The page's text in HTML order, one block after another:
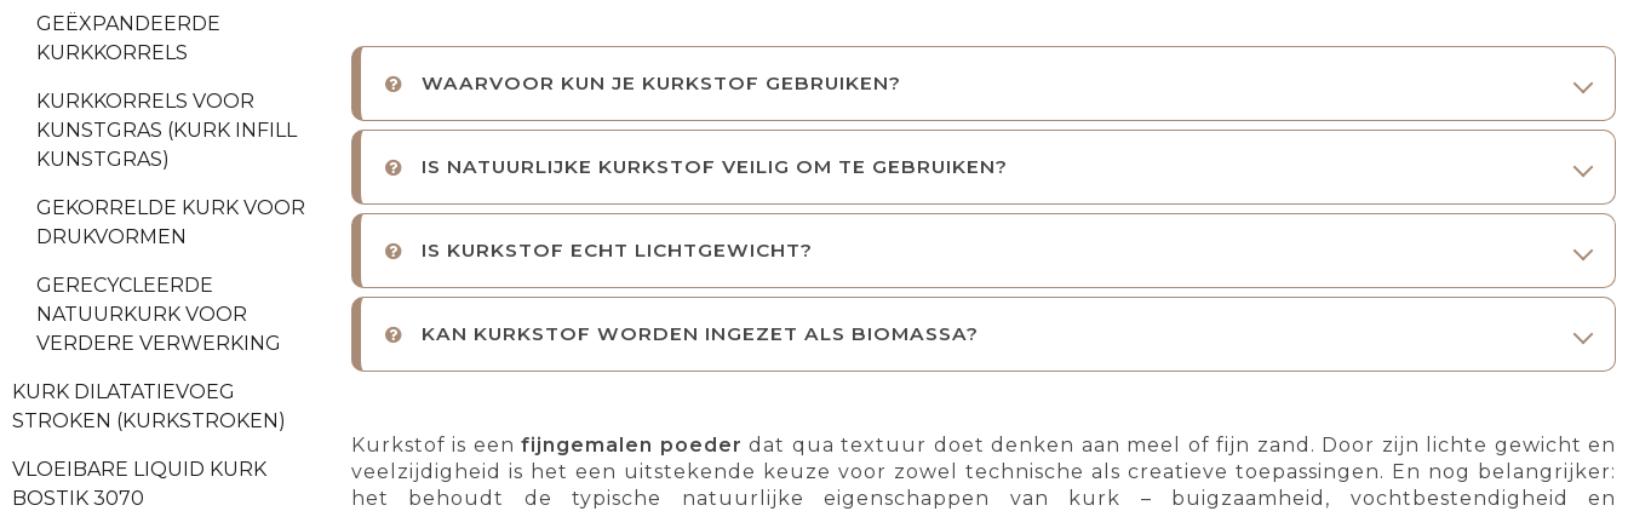
GEËXPANDEERDE
KURKKORRELS
KURKKORRELS VOOR
KUNSTGRAS (KURK INFILL
KUNSTGRAS)
GEKORRELDE KURK VOOR
DRUKVORMEN
GERECYCLEERDE
NATUURKURK VOOR
VERDERE VERWERKING
KURK DILATATIEVOEG
STROKEN (KURKSTROKEN)
VLOEIBARE LIQUID KURK
BOSTIK 3070
WAARVOOR KUN JE KURKSTOF GEBRUIKEN?
IS NATUURLIJKE KURKSTOF VEILIG OM TE GEBRUIKEN?
IS KURKSTOF ECHT LICHTGEWICHT?
KAN KURKSTOF WORDEN INGEZET ALS BIOMASSA?
Kurkstof is eenfijngemalen poeder dat qua textuur doet denken aan meel of fijn zand. Door zijn lichte gewicht en
veelzijdigheid is het een uitstekende keuze voor zowel technische als creatieve toepassingen. En nog belangrijker:
het behoudt de typische natuurlijke eigenschappen van kurk – buigzaamheid, vochtbestendigheid en